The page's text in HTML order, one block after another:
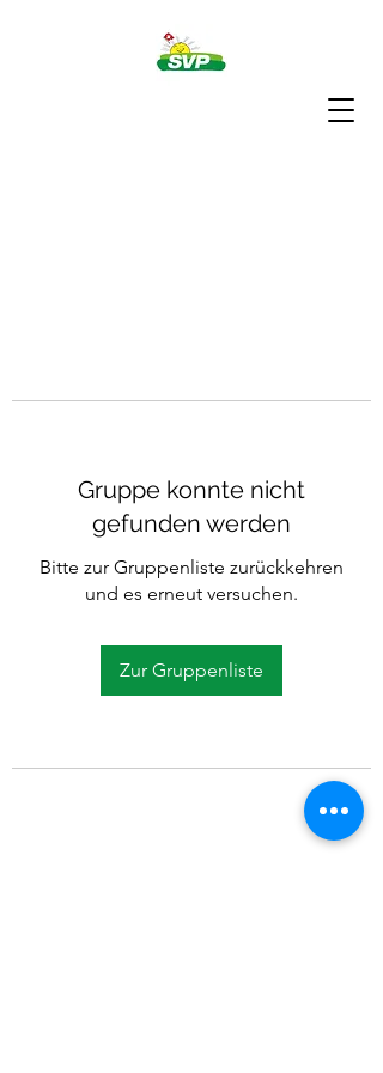
Gruppe konnte nicht
gefunden werden
Bitte zur Gruppenliste zurückkehren
und es erneut versuchen.
Zur Gruppenliste